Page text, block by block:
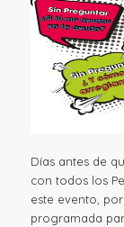
Días antes de
con todos los
este evento,
programada